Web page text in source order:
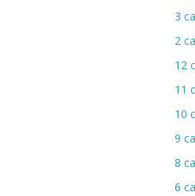
3
2
12
11
10
9
8
6